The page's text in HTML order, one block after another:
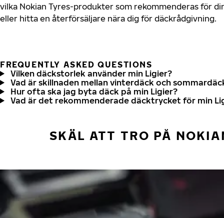
vilka Nokian Tyres-produkter som rekommenderas för
eller hitta en återförsäljare nära dig för däckrådgivning.
FREQUENTLY ASKED QUESTIONS
Vilken däckstorlek använder min Ligier?
Vad är skillnaden mellan vinterdäck och
Hur ofta ska jag byta däck på min Ligier?
Vad är det rekommenderade däcktrycket för min
SKÄL ATT TRO PÅ